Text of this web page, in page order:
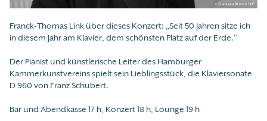
Franck-Thomas Link über dieses Konzert: „Seit 50 Jahren sitze ich
in diesem Jahr am Klavier, dem schönsten Platz auf der Erde.“
Der Pianist und künstlerische Leiter des Hamburger
Kammerkunstvereins spielt sein Lieblingsstück, die Klaviersonate
D 960 von Franz Schubert.
Bar und Abendkasse 17 h, Konzert 18 h, Lounge 19 h